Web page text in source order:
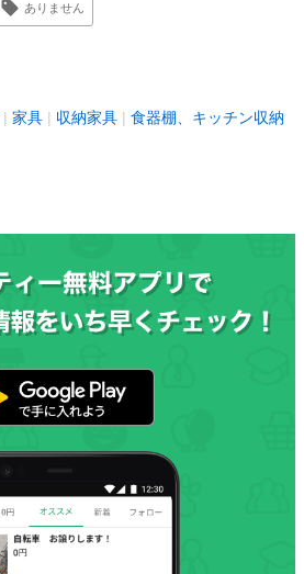
ありません
家具 収納家具 食器棚、キッチン収納